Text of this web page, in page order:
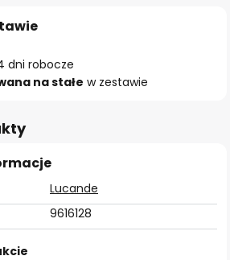
dni robocze
na stałe w zestawie
Lucande
9616128